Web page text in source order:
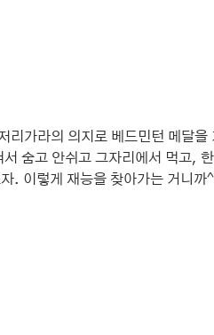
리가라의 의지로 베드민턴 메달
서 숨고 안쉬고 그자리에서 먹고,
. 이렇게 재능을 찾아가는 거니까